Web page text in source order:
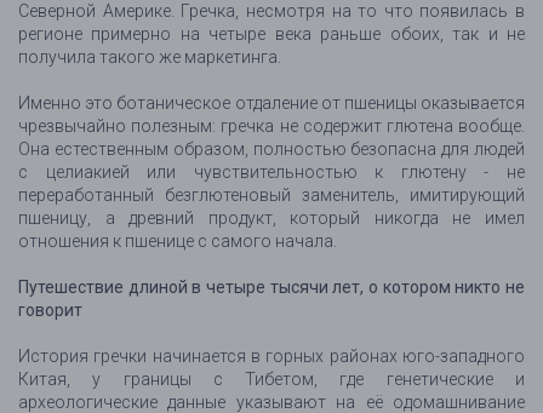
Северной Америке. Гречка, несмотря на то что появилась в
регионе примерно на четыре века раньше обоих, так и не
получила такого же маркетинга.
Именно это ботаническое отдаление от пшеницы оказывается
чрезвычайно полезным: гречка не содержит глютена вообще.
Она естественным образом, полностью безопасна для людей
с целиакией или чувствительностью к глютену - не
переработанный безглютеновый заменитель, имитирующий
пшеницу, а древний продукт, который никогда не имел
отношения к пшенице с самого начала.
Путешествие длиной в четыре тысячи лет, о котором никто не
говорит
История гречки начинается в горных районах юго-западного
Китая, у границы с Тибетом, где генетические и
археологические данные указывают на её одомашнивание